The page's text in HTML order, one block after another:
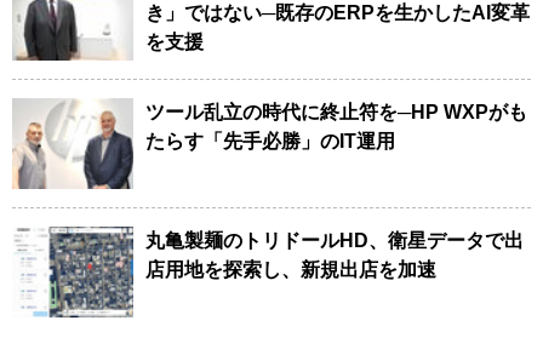
き」ではない─既存のERPを生かしたAI変革
を支援
ツール乱立の時代に終止符を─HP WXPがも
たらす「先手必勝」のIT運用
丸亀製麺のトリドールHD、衛星データで出
店用地を探索し、新規出店を加速